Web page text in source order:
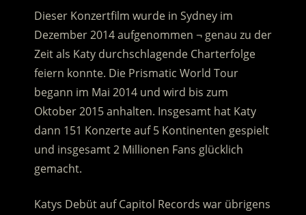
Dieser Konzertfilm wurde in Sydney im
Dezember 2014 aufgenommen ¬ genau zu der
Zeit als Katy durchschlagende Charterfolge
feiern konnte. Die Prismatic World Tour
begann im Mai 2014 und wird bis zum
Oktober 2015 anhalten. Insgesamt hat Katy
dann 151 Konzerte auf 5 Kontinenten gespielt
und insgesamt 2 Millionen Fans glücklich
gemacht.
Katys Debüt auf Capitol Records war übrigens